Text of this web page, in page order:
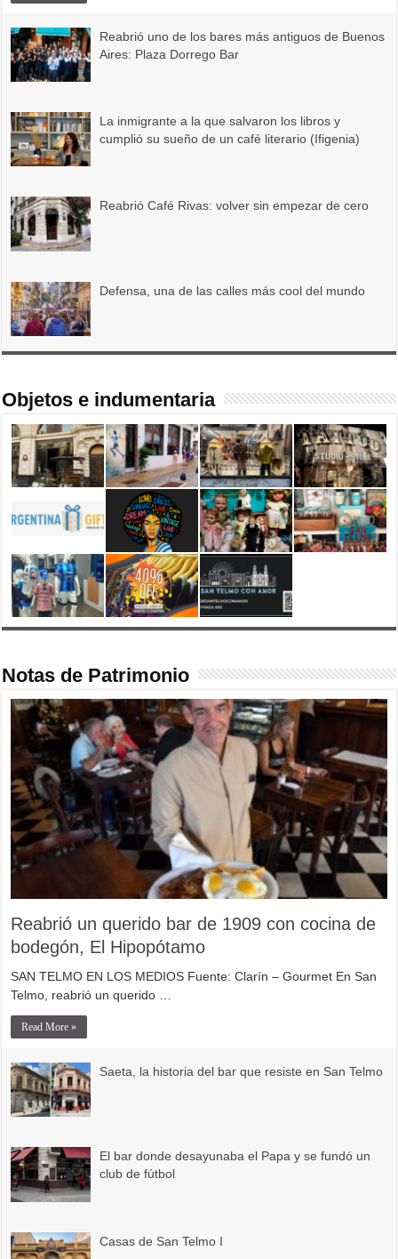
Reabrió uno de los bares más antiguos de Buenos
Aires: Plaza Dorrego Bar
La inmigrante a la que salvaron los libros y
cumplió su sueño de un café literario (Ifigenia)
Reabrió Café Rivas: volver sin empezar de cero
Defensa, una de las calles más cool del mundo
Objetos e indumentaria
Notas de Patrimonio
Reabrió un querido bar de 1909 con cocina de
bodegón, El Hipopótamo
SAN TELMO EN LOS MEDIOS Fuente: Clarín – Gourmet En San
Telmo, reabrió un querido …
Read More »
Saeta, la historia del bar que resiste en San Telmo
El bar donde desayunaba el Papa y se fundó un
club de fútbol
Casas de San Telmo I